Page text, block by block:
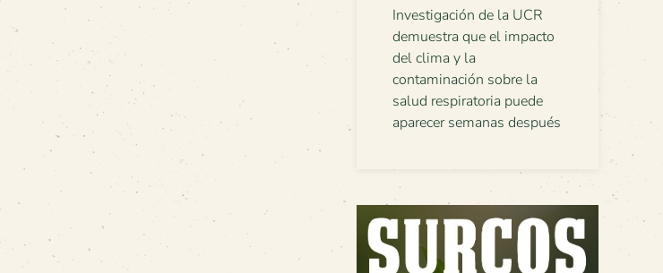
Investigación de la UCR
demuestra que el impacto
del clima y la
contaminación sobre la
salud respiratoria puede
aparecer semanas después